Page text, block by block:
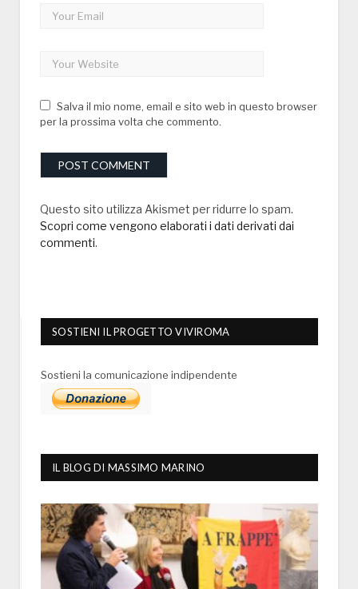
Salva il mio nome, email e sito web in questo browser
per la prossima volta che commento.
Questo sito utilizza Akismet per ridurre lo spam.
Scopri come vengono elaborati i dati derivati dai
commenti.
SOSTIENI IL PROGETTO VIVIROMA
Sostieni la comunicazione indipendente
IL BLOG DI MASSIMO MARINO